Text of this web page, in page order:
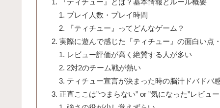
プレイ人数・プレイ時間
『ティチュー』ってどんなゲーム？
実際に遊んで感じた『ティチュー』の面白い点
レビュー評価が高く絶賛する人が多い
2対2のチーム戦が熱い
ティチュー宣言が決まった時の脳汁ドバドバ
正直ここは”つまらない” or ”気になった”レビュー